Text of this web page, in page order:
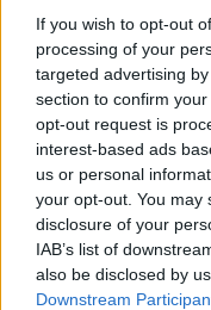
If you wish to opt-out
processing of your
targeted advertising
section to confirm
opt-out request is
interest-based ads
us or personal
your opt-out. You may
disclosure of your
IAB’s list of
also be disclosed by
Downstream
En este contexto,
para las islas es
integral de su
cualificado y
secretaria general,
tiene ante sí una
hacia un modelo
competitivo y
conocimiento”.
También dio
geográfica, “muy
algunos proyectos